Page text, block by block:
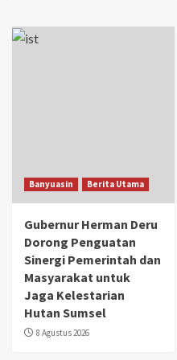
Banyuasin Berita Utama
Gubernur Herman Deru
Dorong Penguatan
Sinergi Pemerintah dan
Masyarakat untuk
Jaga Kelestarian
Hutan Sumsel
8 Agustus 2026